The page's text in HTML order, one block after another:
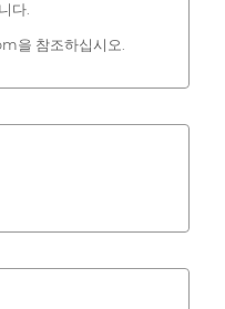
다.
을 참조하십시오.